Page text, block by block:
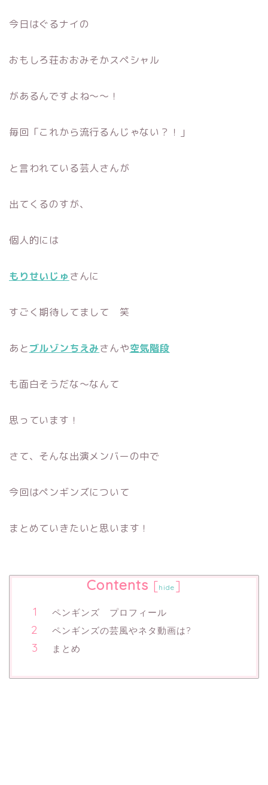
今日はぐるナイの
おもしろ荘おおみそかスペシャル
があるんですよね〜〜！
毎回「これから流行るんじゃない？！」
と言われている芸人さんが
出てくるのすが、
個人的には
もりせいじゅ さんに
すごく期待してまして 笑
あとブルゾンちえみさんや空気階段
も面白そうだな〜なんて
思っています！
さて、そんな出演メンバーの中で
今回はペンギンズについて
まとめていきたいと思います！
Contents [hide ]
ペンギンズ プロフィール
ペンギンズの芸風やネタ動画は?
まとめ